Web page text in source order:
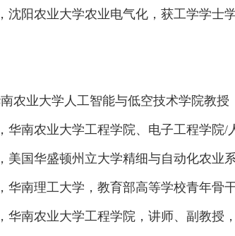
，沈阳农业大学农业电气化，获工学学士学
农业大学人工智能与低空技术学院教授
，华南农业大学工程学院、电子工程学院/
，美国华盛顿州立大学精细与自动化农业
，华南理工大学，教育部高等学校青年骨
，华南农业大学工程学院，讲师、副教授